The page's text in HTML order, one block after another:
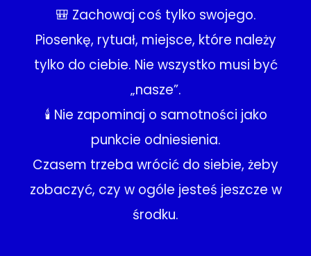
🎒 Zachowaj coś tylko swojego.
Piosenkę, rytuał, miejsce, które należy
tylko do ciebie. Nie wszystko musi być
„nasze”.
🕯 Nie zapominaj o samotności jako
punkcie odniesienia.
Czasem trzeba wrócić do siebie, żeby
zobaczyć, czy w ogóle jesteś jeszcze w
środku.